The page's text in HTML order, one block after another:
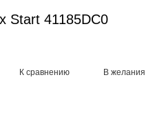
Start 41185DC0
К сравнению В желания